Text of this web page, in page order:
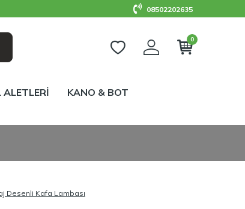
08502202635
0
ALETLERİ KANO & BOT
Desenli Kafa Lambası